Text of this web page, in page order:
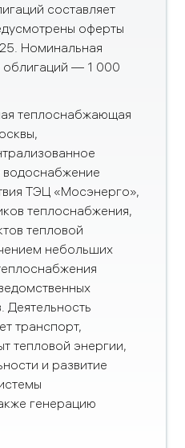
составляет
оферты
Номинальная
облигаций — 1 000
теплоснабжающая
водоснабжение
ТЭЦ «Мосэнерго»,
теплоснабжения,
тепловой
небольших
Деятельность
транспорт,
тепловой энергии,
и развитие
генерацию